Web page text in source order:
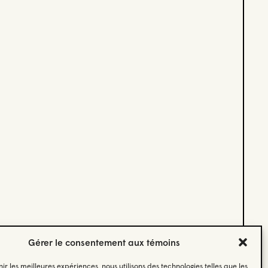
Gérer le consentement aux témoins
les meilleures expériences, nous utilisons des technologies telles que les